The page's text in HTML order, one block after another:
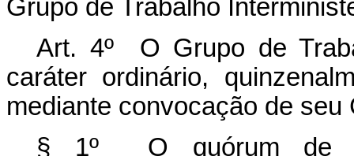
Grupo de Trabalho
Art. 4º O Grupo de
caráter ordinário,
mediante convocação de seu
§ 1º O quórum de